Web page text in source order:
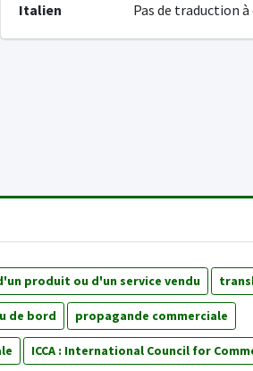
Italien
Pas de traduction à
produit ou d'un service vendu
de bord propagande commerciale
ICCA : International Council for